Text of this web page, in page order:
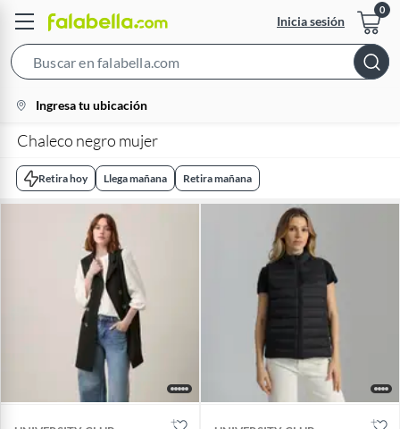
Inicia sesión
Bar
location-
icon
Ingresa tu ubicación
Chaleco negro mujer
Retira hoy Llega mañana Retira mañana